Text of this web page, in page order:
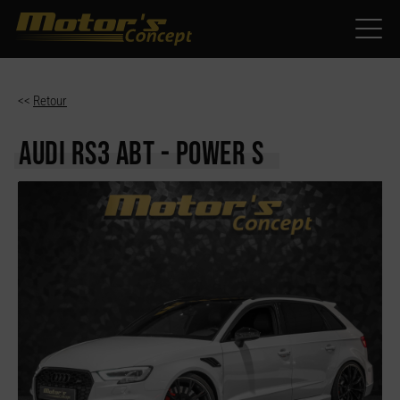
<< Retour
AUDI RS3ABT - POWER S